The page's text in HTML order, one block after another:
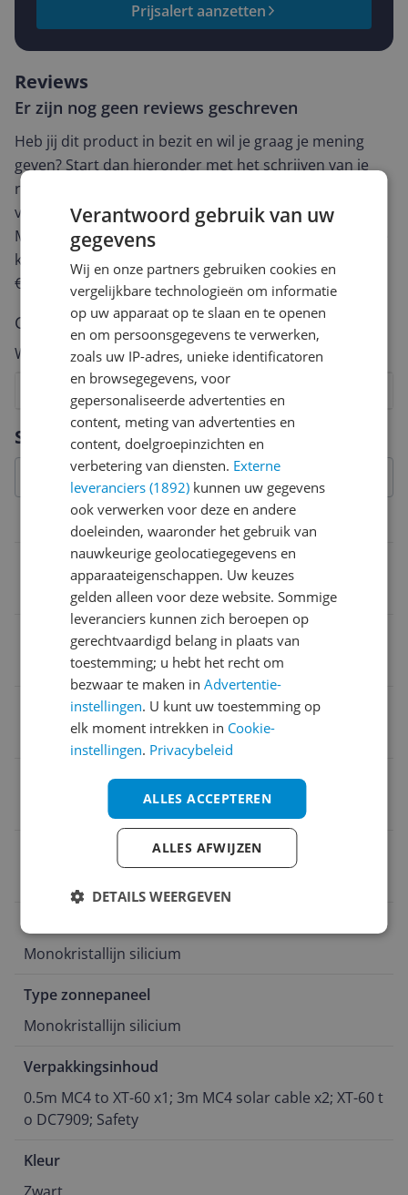
Prijsalert aanzetten
Specificaties
Kenmerken
Zonnepaneel vermogen
Zonnepaneel werkt met
Zonnepaneel eigenschappen
Monokristallijn silicium
Toepassing zonnepaneel
Monokristallijn silicium
Type zonnepaneel
Monokristallijn silicium
Verpakkingsinhoud
0.5m MC4 to XT-60 x1; 3m MC4 solar cable x2; XT-60 t
o DC7909; Safety
Kleur
Reviews
Er zijn nog geen reviews geschreven
Heb jij dit product in bezit en wil je graag je mening
geven? Start dan hieronder met het schrijven van je
review. Afhankelijk van de details duurt het schrijven
van een review gemiddeld tussen de 3 en 10 minuten.
Met jouw mening help je andere bezoekers een betere
keuze te maken én maak je iedere maand kans op
€250,-!
Klik hier voor de actievoorwaarden.
Cijfer
Welk cijfer geef jij dit product?
4
Vraag 1 van 4
Verantwoord gebruik van uw
gegevens
Wij en onze partners gebruiken cookies en
vergelijkbare technologieën om informatie
op uw apparaat op te slaan en te openen
en om persoonsgegevens te verwerken,
zoals uw IP-adres, unieke identificatoren
en browsegegevens, voor
gepersonaliseerde advertenties en
content, meting van advertenties en
content, doelgroepinzichten en
verbetering van diensten. Externe
leveranciers (1892) kunnen uw gegevens
ook verwerken voor deze en andere
doeleinden, waaronder het gebruik van
nauwkeurige geolocatiegegevens en
apparaateigenschappen. Uw keuzes
gelden alleen voor deze website. Sommige
leveranciers kunnen zich beroepen op
gerechtvaardigd belang in plaats van
toestemming; u hebt het recht om
bezwaar te maken inAdvertentie-
instellingen. U kunt uw toestemming op
elk moment intrekken in Cookie-
instellingen. Privacybeleid
ALLES ACCEPTEREN
ALLES AFWIJZEN
DETAILS WEERGEVEN